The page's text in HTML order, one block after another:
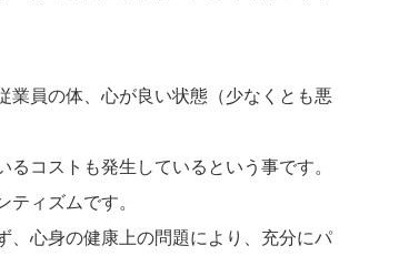
業員の体、心が良い状態（少なくとも悪
コストも発生しているという事です。
ィズムです。
、心身の健康上の問題により、充分にパ